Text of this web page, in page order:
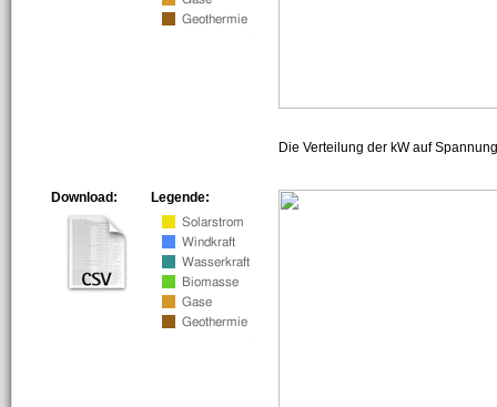
Die Verteilung der kW auf
Legende:
Download: